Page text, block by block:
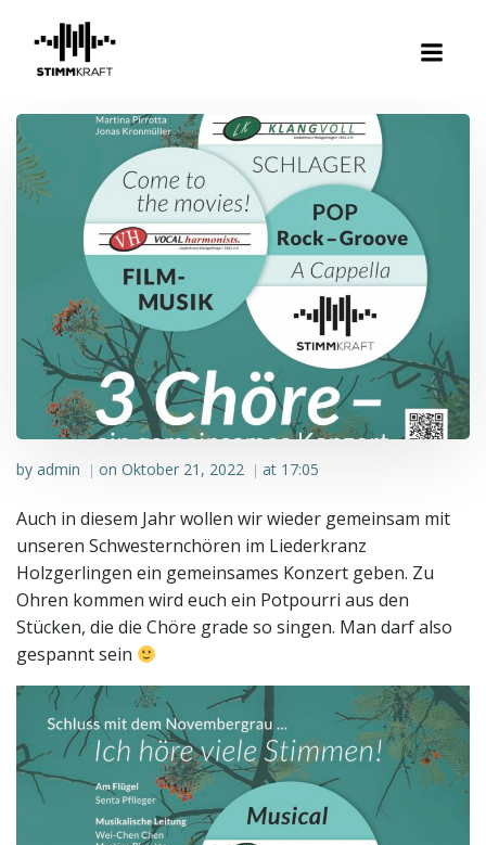
by admin | on Oktober 21, 2022 | at 17:05
Auch in diesem Jahr wollen wir wieder gemeinsam mit
unseren Schwesternchören im Liederkranz
Holzgerlingen ein gemeinsames Konzert geben. Zu
Ohren kommen wird euch ein Potpourri aus den
Stücken, die die Chöre grade so singen. Man darf also
gespannt sein